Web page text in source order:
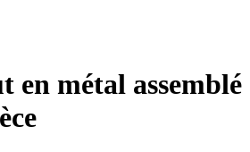
en métal assemblé